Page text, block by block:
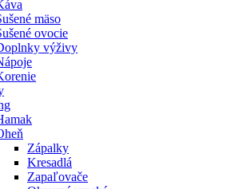
mäso
ovocie
výživy
Zápalky
Kresadlá
Zapaľovače